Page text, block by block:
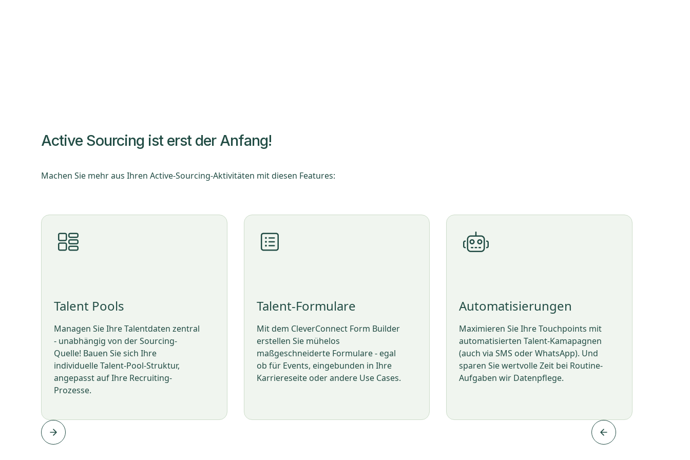
Active Sourcing ist erst der Anfang!
Machen Sie mehr aus Ihren Active-Sourcing-Aktivitäten mit diesen Features:
Talent Pools
Managen Sie Ihre Talentdaten zentral
- unabhängig von der Sourcing-
Quelle! Bauen Sie sich Ihre
individuelle Talent-Pool-Struktur,
angepasst auf Ihre Recruiting-
Prozesse.
Talent-Formulare
Mit dem CleverConnect Form Builder
erstellen Sie mühelos
maßgeschneiderte Formulare - egal
ob für Events, eingebunden in Ihre
Karriereseite oder andere Use Cases.
Automatisierungen
Maximieren Sie Ihre Touchpoints mit
automatisierten Talent-Kamapagnen
(auch via SMS oder WhatsApp). Und
sparen Sie wertvolle Zeit bei Routine-
Aufgaben wir Datenpflege.